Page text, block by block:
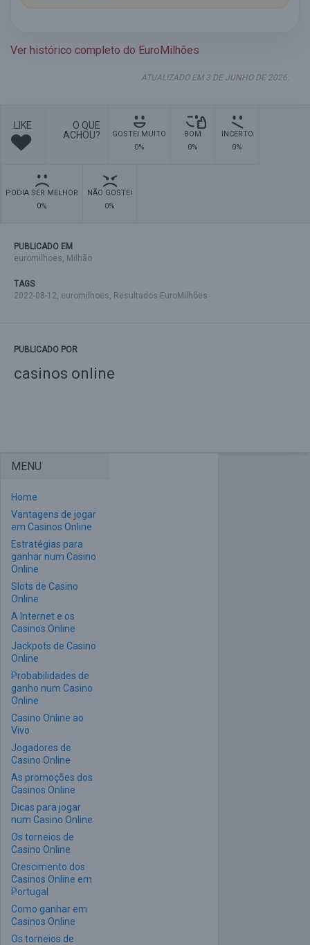
Ver histórico completo do EuroMilhões
ATUALIZADO EM 3 DE JUNHO DE 2026.
LIKE
O QUE
ACHOU?
GOSTEI MUITO
0%
BOM
0%
INCERTO
0%
PODIA SER MELHOR
0%
NÃO GOSTEI
0%
PUBLICADO EM
euromilhoes, Milhão
TAGS
2022-08-12, euromilhoes, Resultados EuroMilhões
PUBLICADO POR
casinos online
MENU
Home
Vantagens de jogar
em Casinos Online
Estratégias para
ganhar num Casino
Online
Slots de Casino
Online
A Internet e os
Casinos Online
Jackpots de Casino
Online
Probabilidades de
ganho num Casino
Online
Casino Online ao
Vivo
Jogadores de
Casino Online
As promoções dos
Casinos Online
Dicas para jogar
num Casino Online
Os torneios de
Casino Online
Crescimento dos
Casinos Online em
Portugal
Como ganhar em
Casinos Online
Os torneios de